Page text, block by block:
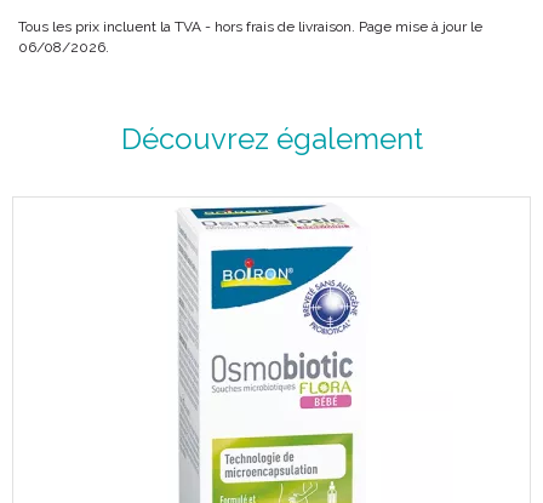
Tous les prix incluent la TVA - hors frais de livraison. Page mise à jour le
06/08/2026.
Découvrez également